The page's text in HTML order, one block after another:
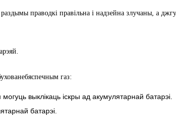
праводкі правільна і надзейна злучаны, а
газ:
выклікаць іскры ад акумулятарнай батарэі.
батарэі.